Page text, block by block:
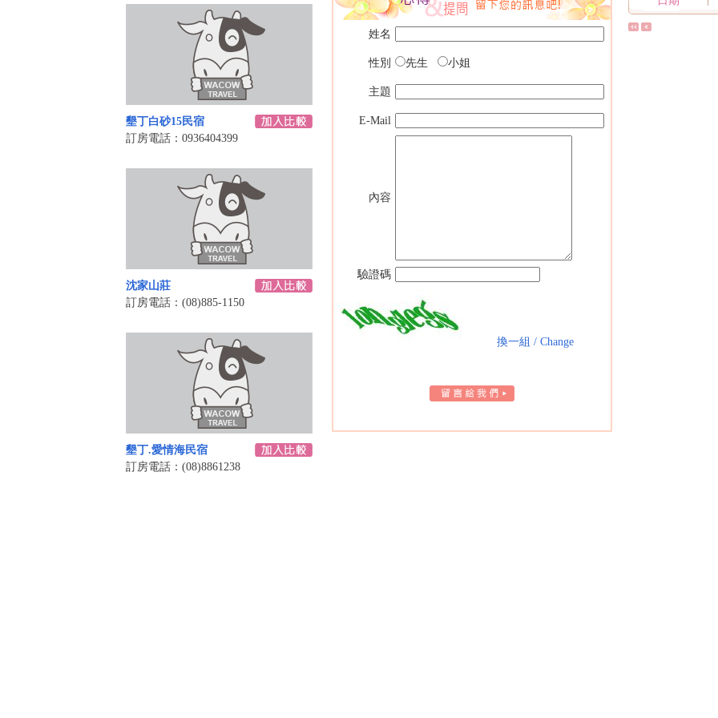
墾丁白砂15民宿
訂房電話：0936404399
沈家山莊
訂房電話：(08)885-1150
墾丁.愛情海民宿
訂房電話：(08)8861238
姓名
性別 先生 小姐
主題
E-Mail
內容
驗證碼
換一組 / Change